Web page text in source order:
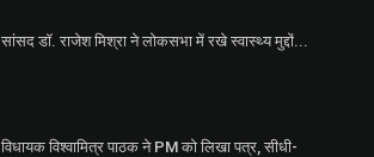
सांसद डॉ. राजेश मिश्रा ने लोकसभा में रखे स्वास्थ्य मुद्दों...
विधायक विश्वामित्र पाठक ने PM को लिखा पत्र, सीधी-